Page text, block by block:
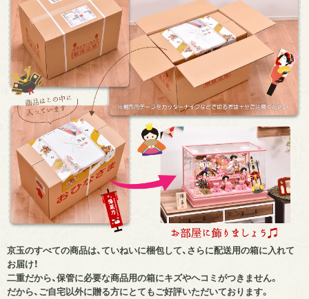
京玉のすべての商品は、ていねいに梱包して、さらに配送用の箱に入れて
お届け！
二重だから、保管に必要な商品用の箱にキズやヘコミがつきません。
だから、ご自宅以外に贈る方にとてもご好評いただいております。